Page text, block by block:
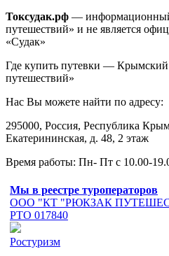
Токсудак.рф —
путешествий» и не является
«Судак»
Где купить путевки — Крымский
путешествий»
Нас Вы можете найти по адресу:
295000, Россия, Республика
Екатерининская, д. 48, 2 этаж
Время работы: Пн- Пт с 10.00-
Мы в реестре туроператоров
ООО "КТ "РЮКЗАК
РТО 017840
Ростуризм